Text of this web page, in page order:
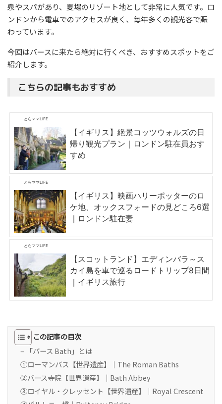
泉やスパがあり、夏場のリゾート地として非常に人気です。ロ
ンドンから電車でのアクセスが良く、毎年多くの観光客で賑
わっています。
今回はバースに来たら絶対に行くべき、おすすめスポットをご
紹介します。
こちらの記事もおすすめ
とらママLIFE
【イギリス】絶景コッツウォルズの日
帰り観光プラン｜ロンドン駐在員おす
すめ
とらママLIFE
【イギリス】映画ハリーポッターのロ
ケ地、オックスフォードの見どころ6選
｜ロンドン駐在妻
とらママLIFE
【スコットランド】エディンバラ～ス
カイ島を車で巡るロードトリップ8日間
｜イギリス旅行
この記事の目次
– 「バース Bath」とは
①ローマンバス【世界遺産】｜The Roman Baths
②バース寺院【世界遺産】｜Bath Abbey
③ロイヤル・クレッセント【世界遺産】｜Royal Crescent